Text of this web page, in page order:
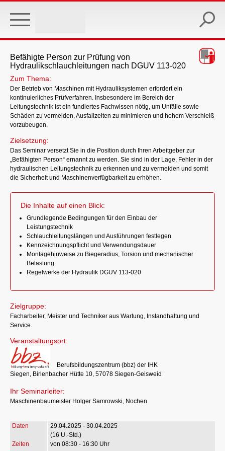
main
Befähigte Person zur Prüfung von
Hydraulikschlauchleitungen nach DGUV 113-020
Zum Thema:
Der Betrieb von Maschinen mit Hydrauliksystemen erfordert ein
kontinuierliches Prüfverfahren. Insbesondere im Bereich der
Leitungstechnik ist ein fundiertes Fachwissen nötig, um Unfälle sowie
Schäden zu vermeiden, Ausfallzeiten zu minimieren und hohem Verschleiß
vorzubeugen.
Zielsetzung:
Das Seminar versetzt Sie in die Position durch Ihren Arbeitgeber zur
„Befähigten Person“ ernannt zu werden. Sie sind in der Lage, Fehler in der
hydraulischen Leitungstechnik zu erkennen und zu vermeiden und somit
die Sicherheit und Maschinenverfügbarkeit zu erhöhen.
Die Inhalte auf einen Blick:
Grundlegende Bedingungen für den Einbau der
Leistungstechnik
Schlauchleitungslängen und Ausführungen festlegen
Kennzeichnungspflicht und Verwendungsdauer
Montagehinweise zu Biegeradius, Torsion und mechanischer
Belastung
Regelwerke der Hydraulik DGUV 113-020
Zielgruppe:
Facharbeiter, Meister und Techniker aus Wartung, Instandhaltung und
Service.
Veranstaltungsort:
Berufsbildungszentrum (bbz) der IHK
Siegen, Birlenbacher Hütte 10, 57078 Siegen-Geisweid
Ihr Seminarleiter:
Maschinenbaumeister Holger Samrowski, Nochen
29.04.2025 - 30.04.2025
(16 U.-Std.)
von 08:30 - 16:30 Uhr